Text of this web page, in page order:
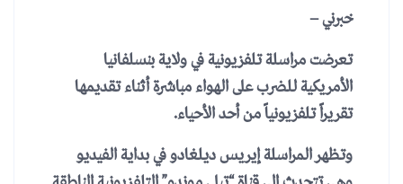
خبرني –
تعرضت مراسلة تلفزيونية في ولاية بنسلفانيا
الأمريكية للضرب على الهواء مباشرة أثناء تقديمها
تقريراً تلفزيونياً من أحد الأحياء.
وتظهر المراسلة إيريس ديلغادو في بداية الفيديو